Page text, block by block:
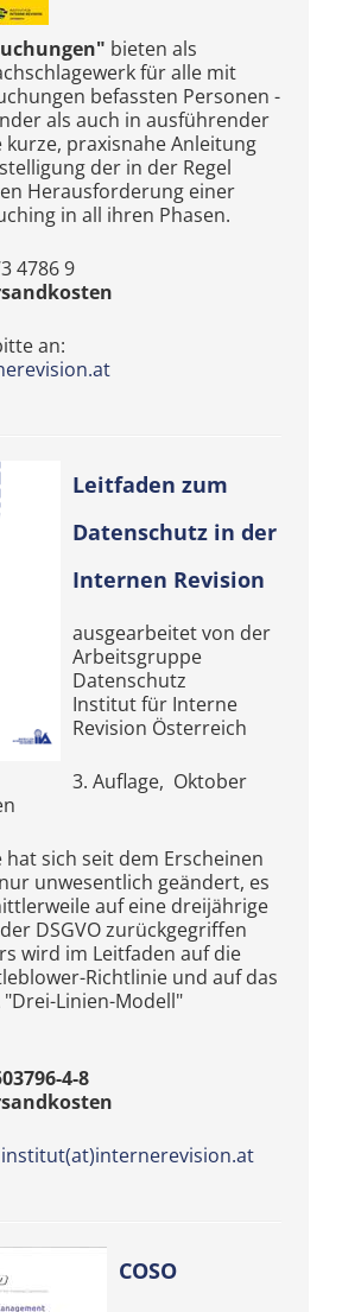
bieten als
für alle mit
befassten Personen -
als auch in ausführender
kurze, praxisnahe Anleitung
der in der Regel
Herausforderung einer
in all ihren Phasen.
4786 9
an:
Leitfaden zum
Datenschutz inder
Internen Revision
ausgearbeitet von der
Arbeitsgruppe
Datenschutz
Institut für Interne
Revision Österreich
3. Auflage, Oktober
hat sich seit dem Erscheinen
unwesentlich geändert, es
auf eine dreijährige
DSGVO zurückgegriffen
wird im Leitfaden auf die
Richtlinie und auf das
Linien-Modell"
4-8
institut(at)internerevision.at
COSO